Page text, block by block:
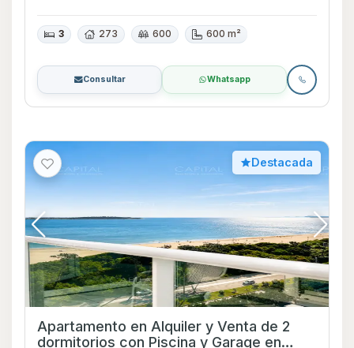
3 273 600 600 m²
Consultar Whatsapp
Destacada
Apartamento en Alquiler y Venta de 2
dormitorios con Piscina y Garage en